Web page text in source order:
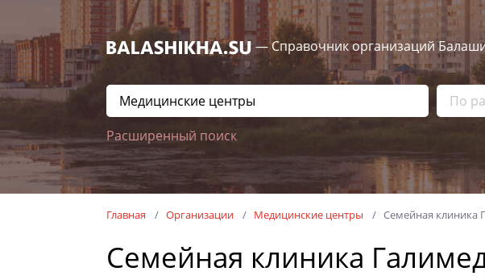
— Справочник организаций
Расширенный поиск
Главная Организации Медицинские центры Семейная клиника
Семейная клиника